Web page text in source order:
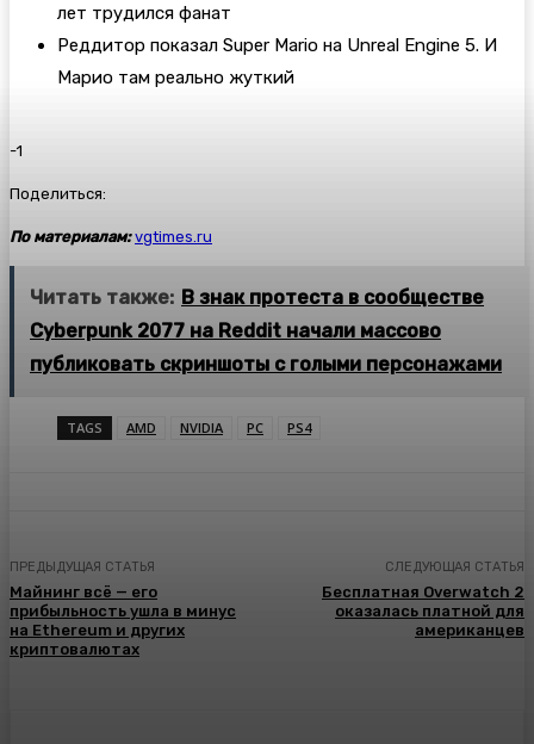
лет трудился фанат
Реддитор показал Super Mario на Unreal Engine 5. И
Марио там реально жуткий
-1
Поделиться:
По материалам: vgtimes.ru
Читать также: В знак протеста в сообществе
Cyberpunk 2077 на Reddit начали массово
публиковать скриншоты с голыми персонажами
TAGS AMD NVIDIA PC PS4
ПРЕДЫДУЩАЯ СТАТЬЯ
Майнинг всё — его
прибыльность ушла в минус
на Ethereum и других
криптовалютах
СЛЕДУЮЩАЯ СТАТЬЯ
Бесплатная Overwatch 2
оказалась платной для
американцев